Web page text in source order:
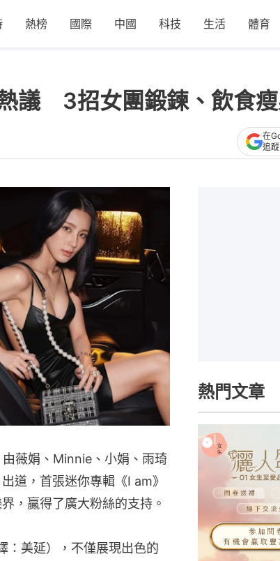
熱榜 國際 中國 科技 生活 體育
議 3招女團鍛鍊、飲食瘦
在
追
薇娟、Minnie、小娟、雨琦
道，首張迷你專輯《I am》
，贏得了廣大粉絲的支持。
：美延），不僅展現出色的
熱門文章